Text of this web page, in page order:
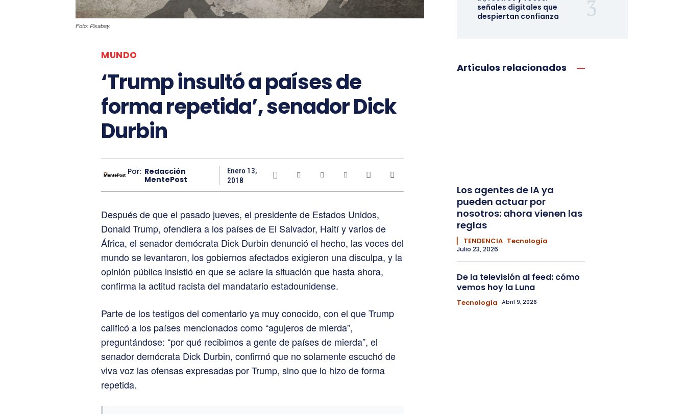
Foto: Pixabay.
MUNDO
‘Trump insultó a países de
forma repetida’, senador Dick
Durbin
Por: Redacción
MentePost
Enero 13,
2018
Después de que el pasado jueves, el presidente de Estados Unidos,
Donald Trump, ofendiera a los países de El Salvador, Haití y varios de
África, el senador demócrata Dick Durbin denunció el hecho, las voces del
mundo se levantaron, los gobiernos afectados exigieron una disculpa, y la
opinión pública insistió en que se aclare la situación que hasta ahora,
confirma la actitud racista del mandatario estadounidense.
Parte de los testigos del comentario ya muy conocido, con el que Trump
calificó a los países mencionados como “agujeros de mierda”,
preguntándose: “por qué recibimos a gente de países de mierda”, el
senador demócrata Dick Durbin, confirmó que no solamente escuchó de
viva voz las ofensas expresadas por Trump, sino que lo hizo de forma
repetida.
señales digitales que
despiertan confianza
Artículos relacionados
Los agentes de IA ya
pueden actuar por
nosotros: ahora vienen las
reglas
▏ TENDENCIA Tecnología
Julio 23, 2026
De la televisión al feed: cómo
vemos hoy la Luna
Tecnología Abril 9, 2026